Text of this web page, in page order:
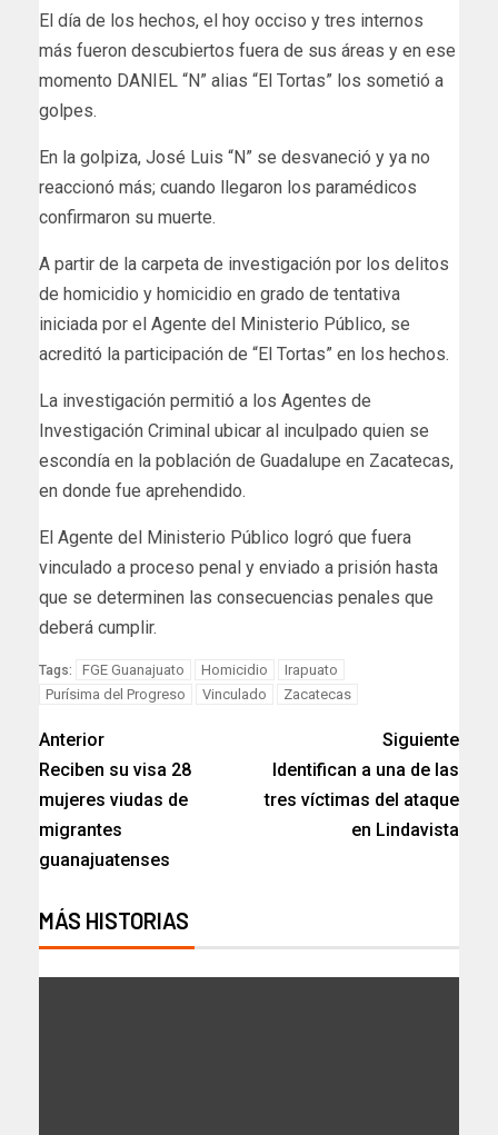
El día de los hechos, el hoy occiso y tres internos
más fueron descubiertos fuera de sus áreas y en ese
momento DANIEL “N” alias “El Tortas” los sometió a
golpes.
En la golpiza, José Luis “N” se desvaneció y ya no
reaccionó más; cuando llegaron los paramédicos
confirmaron su muerte.
A partir de la carpeta de investigación por los delitos
de homicidio y homicidio en grado de tentativa
iniciada por el Agente del Ministerio Público, se
acreditó la participación de “El Tortas” en los hechos.
La investigación permitió a los Agentes de
Investigación Criminal ubicar al inculpado quien se
escondía en la población de Guadalupe en Zacatecas,
en donde fue aprehendido.
El Agente del Ministerio Público logró que fuera
vinculado a proceso penal y enviado a prisión hasta
que se determinen las consecuencias penales que
deberá cumplir.
Tags: FGE Guanajuato Homicidio
Irapuato
Purísima del Progreso
Vinculado Zacatecas
Anterior
Reciben su visa 28
mujeres viudas de
migrantes
guanajuatenses
Siguiente
Identifican a una de las
tres víctimas del ataque
en Lindavista
MÁS HISTORIAS